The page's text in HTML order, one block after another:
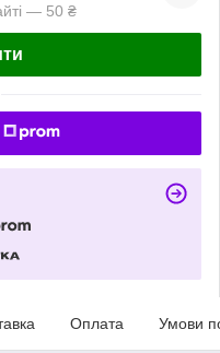
— 50 ₴
Оплата Умови